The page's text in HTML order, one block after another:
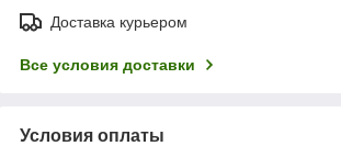
Доставка курьером
Все условия доставки
Условия оплаты